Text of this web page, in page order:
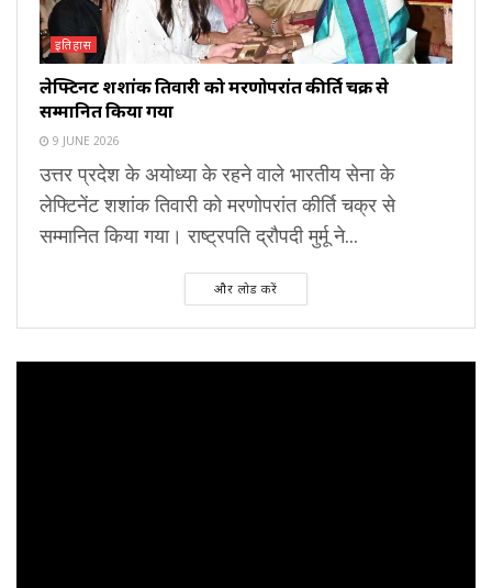
इतिहास
लेफ्टिनेंट शशांक तिवारी को मरणोपरांत कीर्ति चक्र से
सम्मानित किया गया
9 JUNE 2026
उत्तर प्रदेश के अयोध्या के रहने वाले भारतीय सेना के
लेफ्टिनेंट शशांक तिवारी को मरणोपरांत कीर्ति चक्र से
सम्मानित किया गया। राष्ट्रपति द्रौपदी मुर्मू ने...
और लोड करें